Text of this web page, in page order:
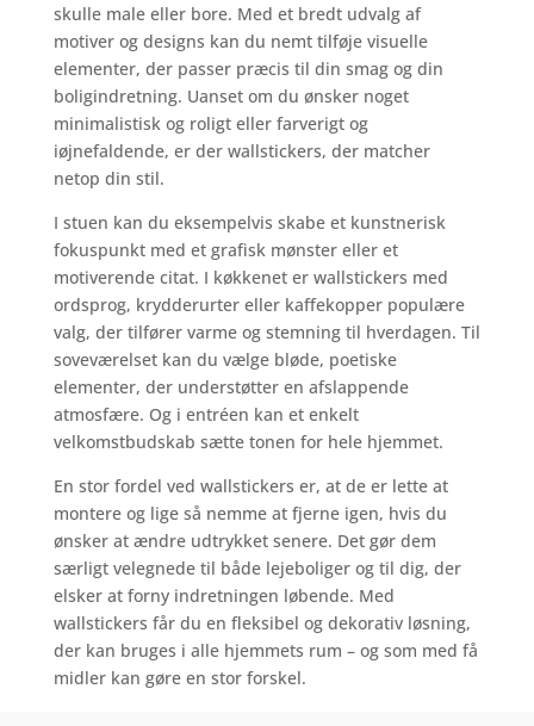
skulle male eller bore. Med et bredt udvalg af
motiver og designs kan du nemt tilføje visuelle
elementer, der passer præcis til din smag og din
boligindretning. Uanset om du ønsker noget
minimalistisk og roligt eller farverigt og
iøjnefaldende, er der wallstickers, der matcher
netop din stil.
I stuen kan du eksempelvis skabe et kunstnerisk
fokuspunkt med et grafisk mønster eller et
motiverende citat. I køkkenet er wallstickers med
ordsprog, krydderurter eller kaffekopper populære
valg, der tilfører varme og stemning til hverdagen. Til
soveværelset kan du vælge bløde, poetiske
elementer, der understøtter en afslappende
atmosfære. Og i entréen kan et enkelt
velkomstbudskab sætte tonen for hele hjemmet.
En stor fordel ved wallstickers er, at de er lette at
montere og lige så nemme at fjerne igen, hvis du
ønsker at ændre udtrykket senere. Det gør dem
særligt velegnede til både lejeboliger og til dig, der
elsker at forny indretningen løbende. Med
wallstickers får du en fleksibel og dekorativ løsning,
der kan bruges i alle hjemmets rum – og som med få
midler kan gøre en stor forskel.